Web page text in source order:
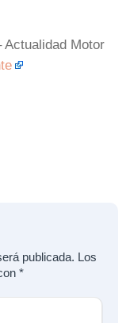
Motor
publicada. Los
*